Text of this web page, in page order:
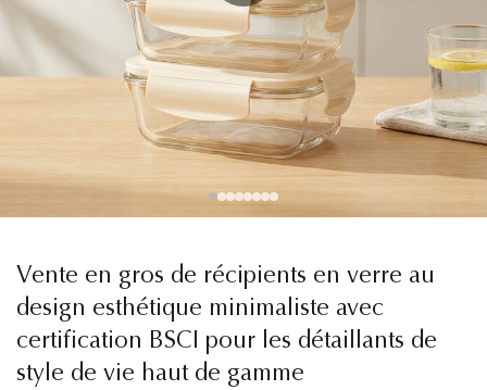
Vente en gros de récipients en verre au
design esthétique minimaliste avec
certification BSCI pour les détaillants de
style de vie haut de gamme